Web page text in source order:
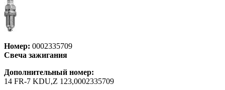
Номер: 0002335709
Свеча зажигания
Дополнительный номер:
14 FR-7 KDU,Z 123,0002335709